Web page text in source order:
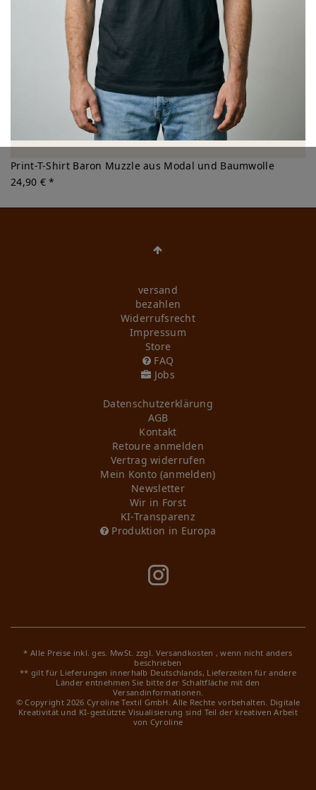
Print-T-Shirt Baron Muzzle aus Modal und Baumwolle
24,90 € *
versand
bezahlen
Widerrufs­recht
Impressum
Store
FAQ
Jobs
Daten­schutz­erklärung
AGB
Kontakt
Retoure anmelden
Vertrag widerrufen
Mein Konto (anmelden)
Newsletter
Wir in Forst
KI-Transparenz
Produktion in Europa
* Alle Preise inkl. ges. MwSt. zzgl. Versandkosten , wenn nicht anders
beschrieben
** gilt für Lieferungen innerhalb Deutschlands, Lieferzeiten für andere
Länder entnehmen Sie bitte der Schaltfläche mit den
Versandinformationen.
© Copyright 2026 Cyroline Textil GmbH. Alle Rechte vorbehalten. Digitale
Kreativität und KI-gestützte Visualisierung sind Teil der kreativen Arbeit
von Cyroline